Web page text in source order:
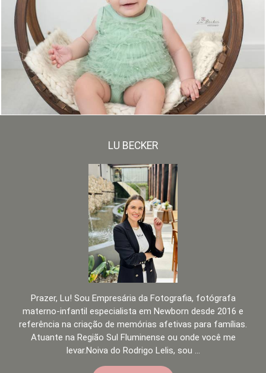
478 0
LU BECKER
Prazer, Lu! Sou Empresária da Fotografia, fotógrafa
materno-infantil especialista em Newborn desde 2016 e
referência na criação de memórias afetivas para famílias.
Atuante na Região Sul Fluminense ou onde você me
levar.Noiva do Rodrigo Lelis, sou ...